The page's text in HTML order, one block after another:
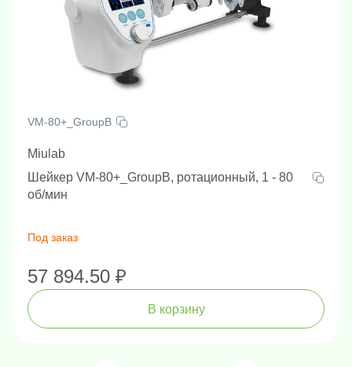
VM-80+_GroupB
Miulab
Шейкер VM-80+_GroupB, ротационный, 1 - 80
об/мин
Под заказ
57 894.50 ₽
В корзину